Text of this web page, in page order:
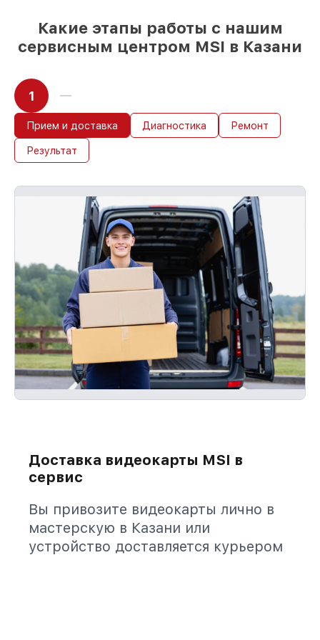
Какие этапы работы с нашим
сервисным центром MSI в Казани
1
Прием и доставка Диагностика Ремонт
Результат
Доставка видеокарты MSI в
сервис
Вы привозите видеокарты лично в
мастерскую в Казани или
устройство доставляется курьером